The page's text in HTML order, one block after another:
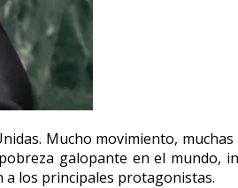
Mucho movimiento,
galopante en el mundo,
a los principales protagonistas.